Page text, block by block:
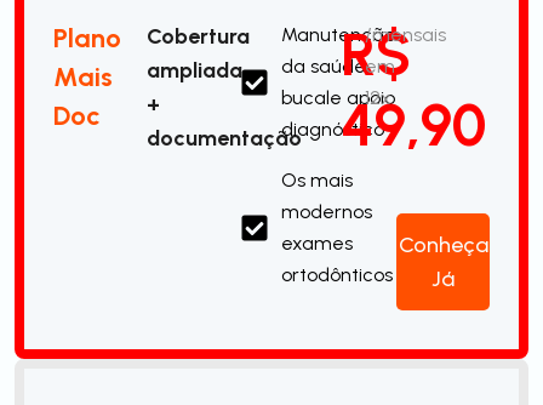
Plano
Mais
Doc
Cobertura
ampliada
+
documentação
Manutenção
da saúde
bucale apoio
diagnóstico
Os mais
modernos
exames
ortodônticos
R$
49,90
/mensais
em
12x
Conheça
Já